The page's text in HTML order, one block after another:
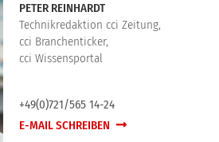
PETER REINHARDT
Technikredaktion cci Zeitung,
cci Branchenticker,
cci Wissensportal
+49(0)721/565 14-24
E-MAIL SCHREIBEN